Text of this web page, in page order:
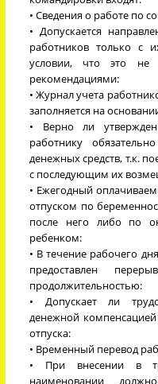
• Сведения о работе по
• Допускается
работников только с
условии, что это не
рекомендациями:
• Журнал учета
заполняется на
• Верно ли
работнику
денежных средств, т.к.
с последующим их
• Ежегодный
отпуском по
после него либо по
ребенком:
• В течение рабочего
предоставлен
продолжительностью:
• Допускает ли
денежной
отпуска:
• Временный перевод
• При внесении в
наименовании